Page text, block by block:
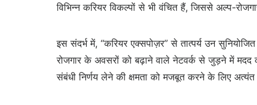
विभिन्न करियर विकल्पों से भी वंचित हैं, जिससे अल्प-
इस संदर्भ में, “करियर एक्सपोज़र” से तात्पर्य उन
रोजगार के अवसरों को बढ़ाने वाले नेटवर्क से जुड़ने में
संबंधी निर्णय लेने की क्षमता को मजबूत करने के लिए अत्यंत